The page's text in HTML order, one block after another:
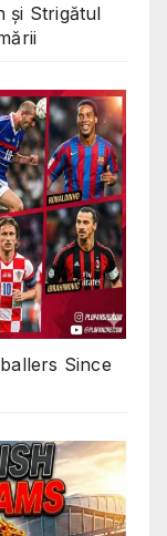
și Strigătul
Since